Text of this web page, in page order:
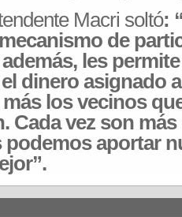
Macri soltó:
de
les
dinero asignado
los vecinos
Cada vez son
aportar